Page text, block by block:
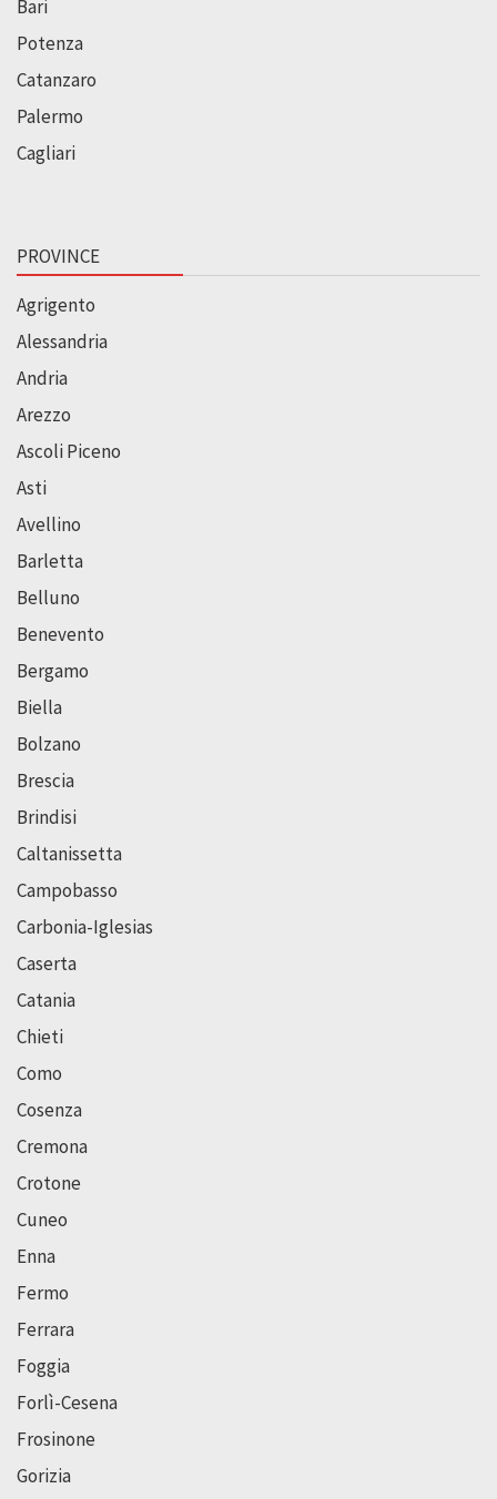
Bari
Potenza
Catanzaro
Palermo
Cagliari
PROVINCE
Agrigento
Alessandria
Andria
Arezzo
Ascoli Piceno
Asti
Avellino
Barletta
Belluno
Benevento
Bergamo
Biella
Bolzano
Brescia
Brindisi
Caltanissetta
Campobasso
Carbonia-Iglesias
Caserta
Catania
Chieti
Como
Cosenza
Cremona
Crotone
Cuneo
Enna
Fermo
Ferrara
Foggia
Forlì-Cesena
Frosinone
Gorizia